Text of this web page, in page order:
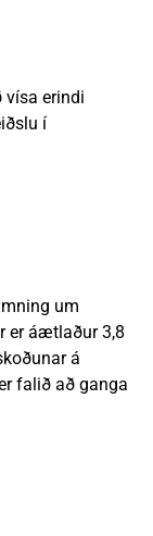
erindi
í
um
er áætlaður 3,8
á
falið að ganga